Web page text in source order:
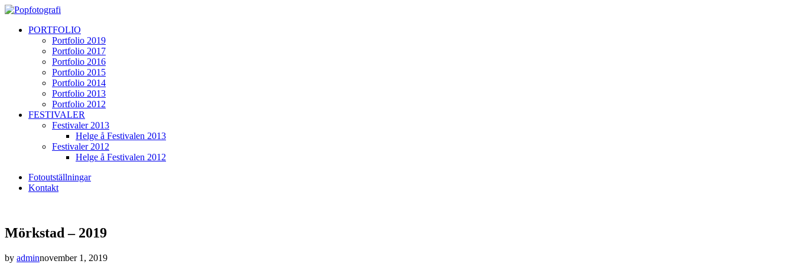
PORTFOLIO
Portfolio 2019
Portfolio 2017
Portfolio 2016
Portfolio 2015
Portfolio 2014
Portfolio 2013
Portfolio 2012
FESTIVALER
Festivaler 2013
Helge å Festivalen 2013
Festivaler 2012
Helge å Festivalen 2012
Fotoutställningar
Kontakt
Mörkstad – 2019
by adminnovember 1, 2019